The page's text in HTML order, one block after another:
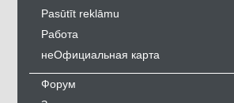
Pasūtīt reklāmu
Работа
неОфициальная карта
Форум